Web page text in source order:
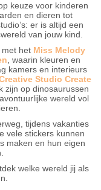
keuze voor kinderen
en dieren tot
er is altijd een
van jouw kind.
het Miss Melody
, waarin kleuren en
kamers en interieurs
Studio Create
zijn op dinosaurussen
wereld vol
tijdens vakanties
vele stickers kunnen
maken en hun eigen
welke wereld jij als